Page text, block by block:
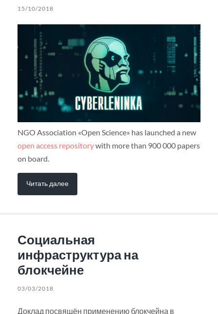
15/10/2018
NGO Association «Open Science» has launched a new
open access repositorywith more than 900 000 papers
on board.
Читать далее
Социальная
инфраструктура на
блокчейне
03/03/2018
Доклад посвящён применению блокчейна в